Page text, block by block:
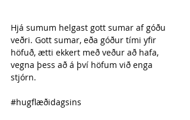
Hjá sumum helgast gott sumar af góðu
veðri. Gott sumar, eða góður tími yfir
höfuð, ætti ekkert með veður að hafa,
vegna þess að á því höfum við enga
stjórn.
#hugflæðidagsins